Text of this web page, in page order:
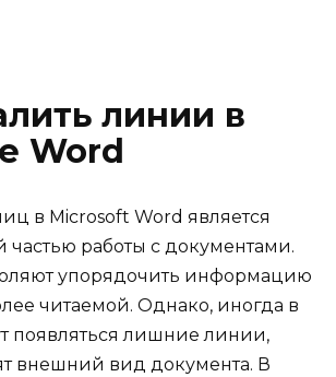
линии в
Word
в Microsoft Word является
частью работы с документами.
упорядочить информацию
читаемой. Однако, иногда в
появляться лишние линии,
внешний вид документа. В